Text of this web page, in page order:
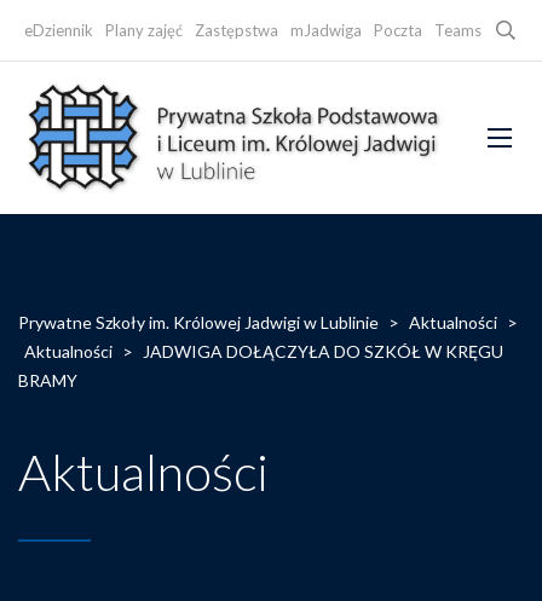
eDziennik Plany zajęć Zastępstwa mJadwiga Poczta Teams
Prywatne Szkoły im. Królowej Jadwigi w Lublinie > Aktualności >
Aktualności >
JADWIGA DOŁĄCZYŁA DO SZKÓŁ W KRĘGU
BRAMY
Aktualności